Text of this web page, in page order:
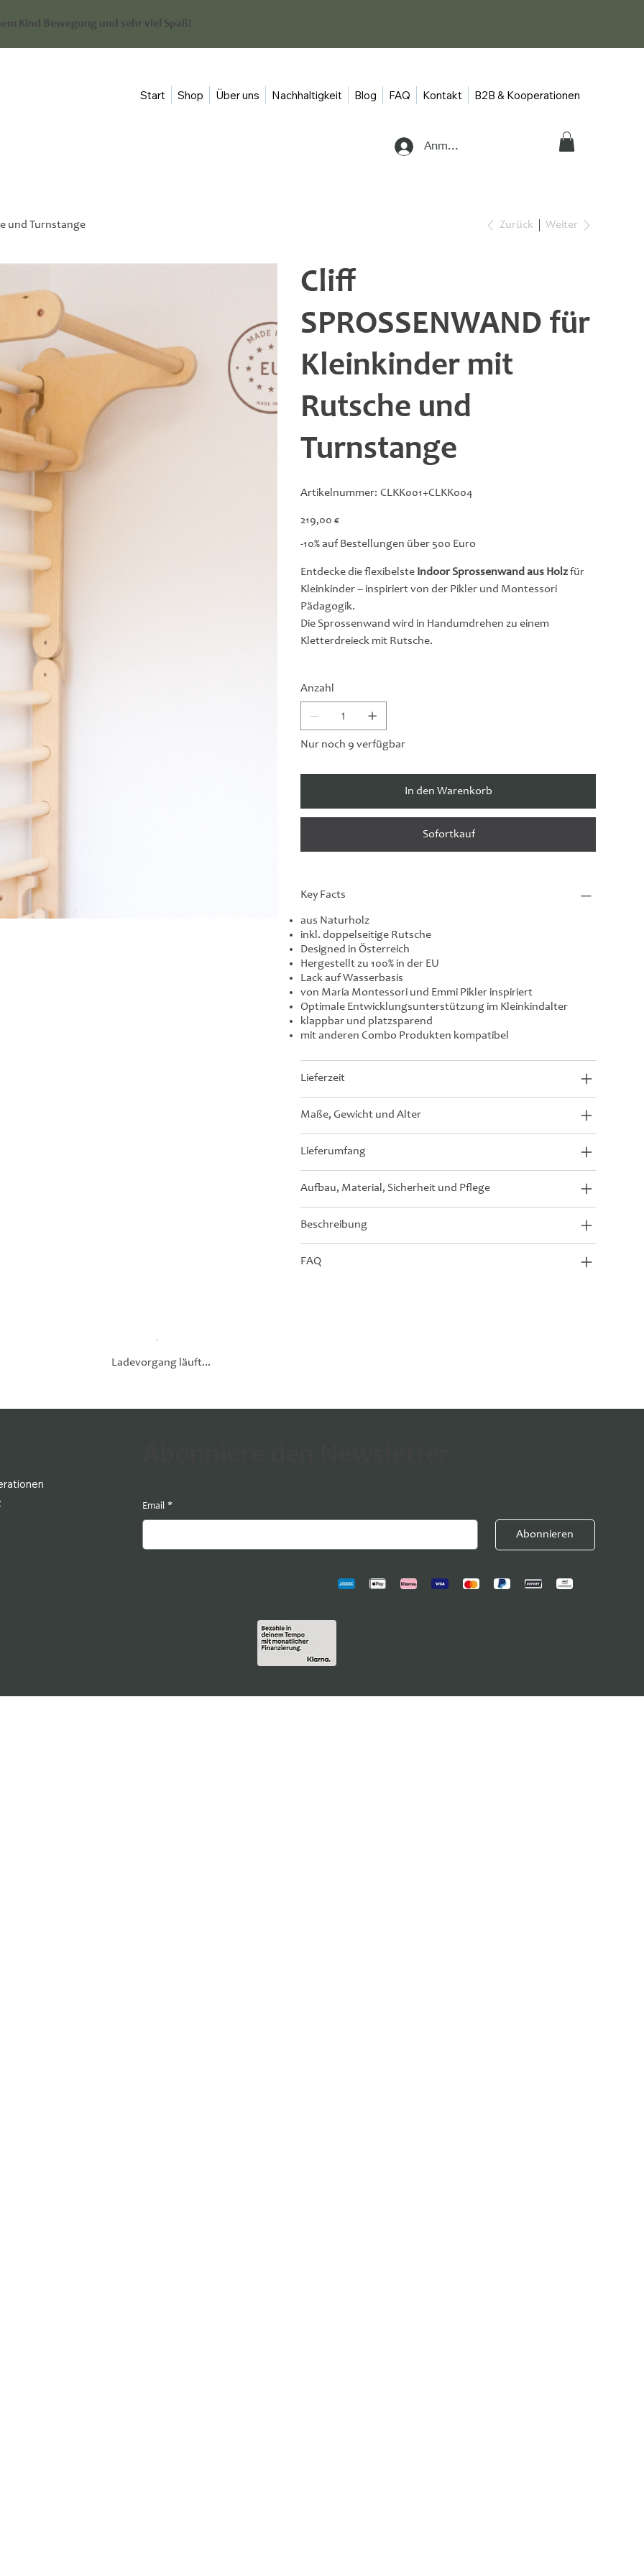
Anmelden
Start Shop Über uns Nachhaltigkeit Blog FAQ Kontakt B2B & Kooperationen
Kind Bewegung und sehr viel Spaß!
und Turnstange Zurück Weiter
Cliff
SPROSSENWAND für
Kleinkinder mit
Rutsche und
Turnstange
Artikelnummer: Artikelnummer:
CLKK001+CLKK004
CLKK001+CLKK004
219,00 €
-10% auf Bestellungen über 500 Euro
Entdecke die flexibelste Indoor Sprossenwand aus Holzfür
Kleinkinder – inspiriert von der Pikler und Montessori
Pädagogik.
Die Sprossenwand wird in Handumdrehen zu einem
Kletterdreieck mit Rutsche.
Anzahl
Nur noch 9 verfügbar
In den Warenkorb
Sofortkauf
Key Facts
aus Naturholz
inkl. doppelseitige Rutsche
Designed in Österreich
Hergestellt zu 100% in der EU
Lack auf Wasserbasis
von Maria Montessori und Emmi Pikler inspiriert
Optimale Entwicklungsunterstützung im Kleinkindalter
klappbar und platzsparend
mit anderen Combo Produkten kompatibel
Lieferzeit
Maße, Gewicht und Alter
Lieferumfang
Aufbau, Material, Sicherheit und Pflege
Beschreibung
FAQ
Ladevorgang läuft...
Email *
Abonnieren